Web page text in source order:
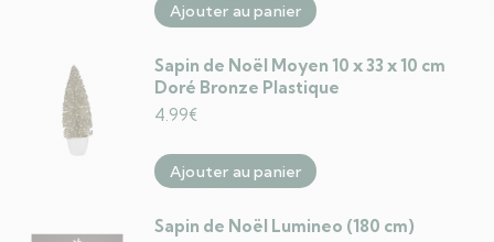
Ajouter au panier
Sapin de Noël Moyen 10 x 33 x 10 cm
Doré Bronze Plastique
4.99€
Ajouter au panier
Sapin de Noël Lumineo (180 cm)